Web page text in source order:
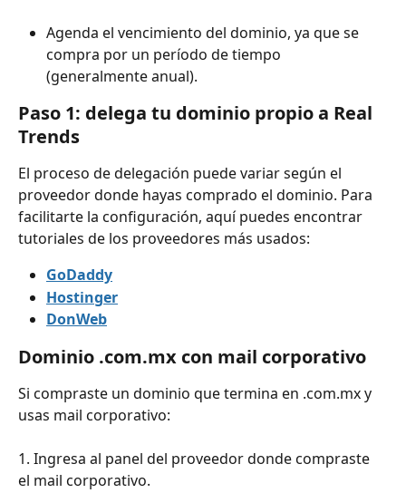
Agenda el vencimiento del dominio, ya que se
compra por un período de tiempo
(generalmente anual).
Paso 1: delega tu dominio propio a Real
Trends
El proceso de delegación puede variar según el
proveedor donde hayas comprado el dominio. Para
facilitarte la configuración, aquí puedes encontrar
tutoriales de los proveedores más usados:
GoDaddy
Hostinger
DonWeb
Dominio .com.mx con mail corporativo
Si compraste un dominio que termina en .com.mx y
usas mail corporativo:
1. Ingresa al panel del proveedor donde compraste
el mail corporativo.